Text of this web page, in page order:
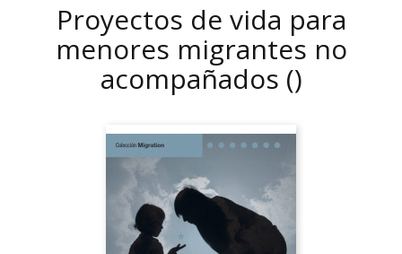
Proyectos de vida para
menores migrantes no
acompañados ()